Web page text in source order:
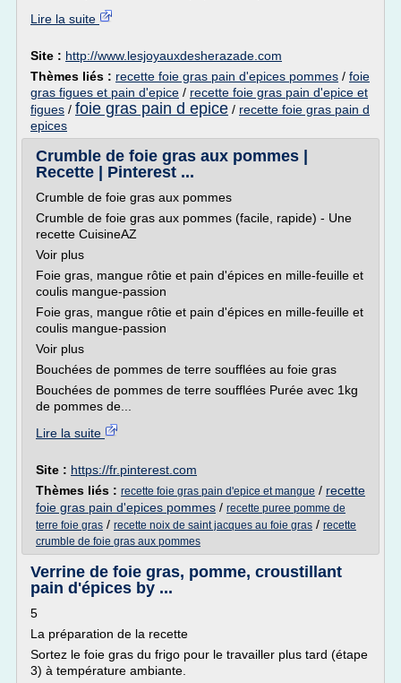
Lire la suite
Site : http://www.lesjoyauxdesherazade.com
Thèmes liés : recette foie gras pain d'epices pommes / foie
gras figues et pain d'epice / recette foie gras pain d'epice et
figues / foie gras pain d epice / recette foie gras pain d
epices
Crumble de foie gras aux pommes |
Recette | Pinterest ...
Crumble de foie gras aux pommes
Crumble de foie gras aux pommes (facile, rapide) - Une
recette CuisineAZ
Voir plus
Foie gras, mangue rôtie et pain d'épices en mille-feuille et
coulis mangue-passion
Foie gras, mangue rôtie et pain d'épices en mille-feuille et
coulis mangue-passion
Voir plus
Bouchées de pommes de terre soufflées au foie gras
Bouchées de pommes de terre soufflées Purée avec 1kg
de pommes de...
Lire la suite
Site : https://fr.pinterest.com
Thèmes liés : recette foie gras pain d'epice et mangue / recette
foie gras pain d'epices pommes / recette puree pomme de
terre foie gras / recette noix de saint jacques au foie gras / recette
crumble de foie gras aux pommes
Verrine de foie gras, pomme, croustillant
pain d'épices by ...
5
La préparation de la recette
Sortez le foie gras du frigo pour le travailler plus tard (étape
3) à température ambiante.